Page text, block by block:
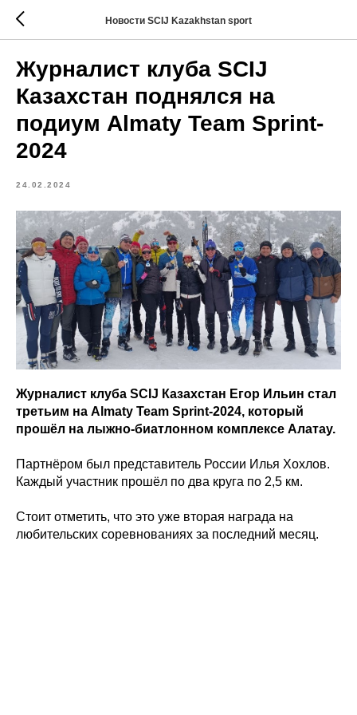
Новости SCIJ Kazakhstan sport
Журналист клуба SCIJ
Казахстан поднялся на
подиум Almaty Team Sprint-
2024
24.02.2024
Журналист клуба SCIJ Казахстан Егор Ильин стал
третьим на Аlmaty Team Sprint-2024, который
прошёл на лыжно-биатлонном комплексе Алатау.
Партнёром был представитель России Илья Хохлов.
Каждый участник прошёл по два круга по 2,5 км.
Стоит отметить, что это уже вторая награда на
любительских соревнованиях за последний месяц.